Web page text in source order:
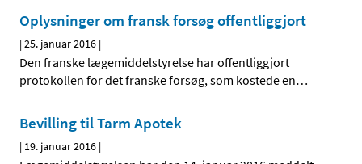
Oplysninger om fransk forsøg offentliggjort
|25. januar 2016 |
Den franske lægemiddelstyrelse har offentliggjort
protokollen for det franske forsøg, som kostede en…
Bevilling til Tarm Apotek
| 19. januar 2016 |